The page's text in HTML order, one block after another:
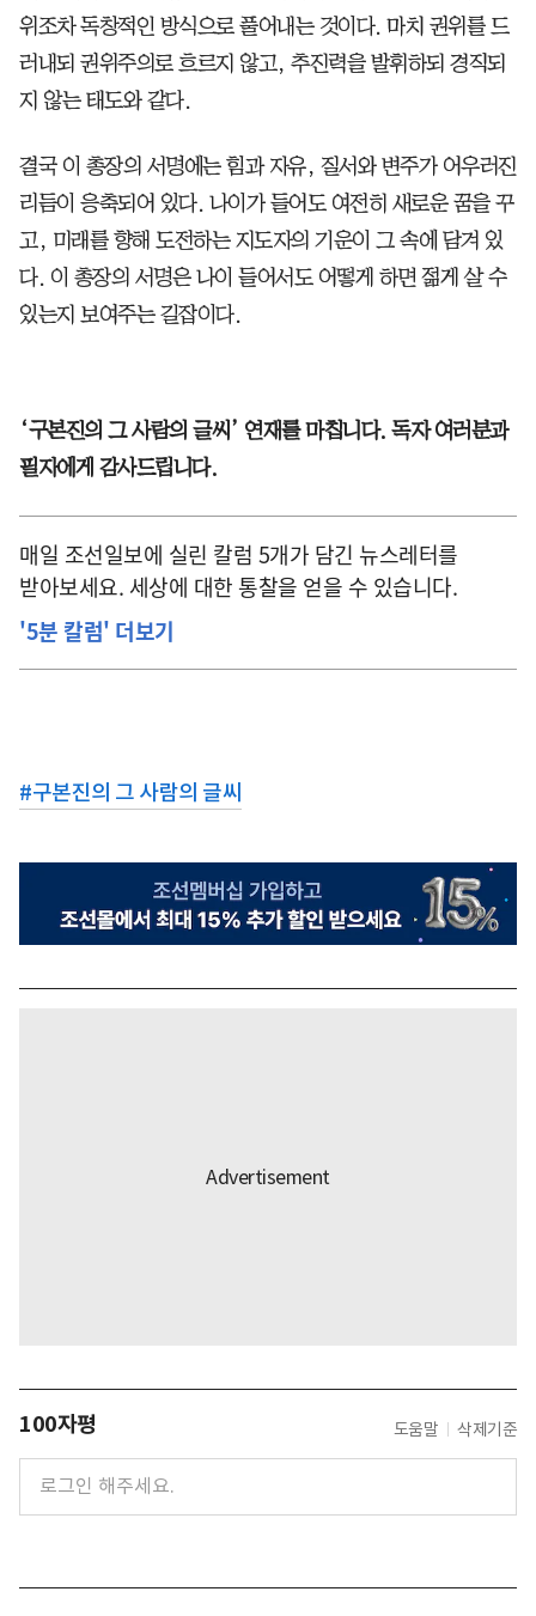
위조차 독창적인 방식으로 풀어내는 것이다. 마치 권위를 드
러내되 권위주의로 흐르지 않고, 추진력을 발휘하되 경직되
지 않는 태도와 같다.
결국 이 총장의 서명에는 힘과 자유, 질서와 변주가 어우러진
리듬이 응축되어 있다. 나이가 들어도 여전히 새로운 꿈을 꾸
고, 미래를 향해 도전하는 지도자의 기운이 그 속에 담겨 있
다. 이 총장의 서명은 나이 들어서도 어떻게 하면 젊게 살 수
있는지 보여주는 길잡이다.
‘구본진의 그 사람의 글씨’ 연재를 마칩니다. 독자 여러분과
필자에게 감사드립니다.
매일 조선일보에 실린 칼럼 5개가 담긴 뉴스레터를
받아보세요. 세상에 대한 통찰을 얻을 수 있습니다.
'5분 칼럼' 더보기
#구본진의 그 사람의 글씨
100자평 도움말 삭제기준